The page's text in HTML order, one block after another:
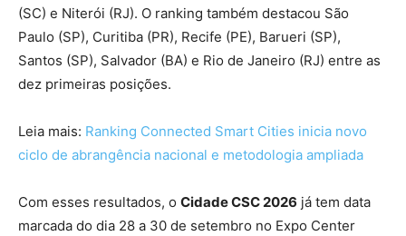
(SC) e Niterói (RJ). O ranking também destacou São
Paulo (SP), Curitiba (PR), Recife (PE), Barueri (SP),
Santos (SP), Salvador (BA) e Rio de Janeiro (RJ) entre as
dez primeiras posições.
Leia mais: Ranking Connected Smart Cities inicia novo
ciclo de abrangência nacional e metodologia ampliada
Com esses resultados, o Cidade CSC 2026 já tem data
marcada do dia 28 a 30 de setembro no Expo Center